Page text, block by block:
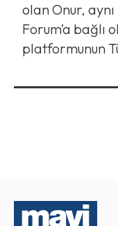
olan Onur,
Forum’a bağlı
platformunun